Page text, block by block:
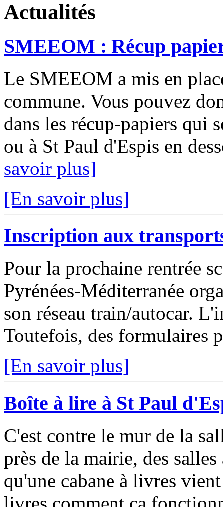
Actualités
SMEEOM : Récup
Le SMEEOM a mis en
commune. Vous pouvez
dans les récup-papiers qui
ou à St Paul d'Espis en
savoir plus]
[En savoir plus]
Inscription aux
Pour la prochaine rentrée
Pyrénées-Méditerranée
son réseau train/autocar.
Toutefois, des formulaires
[En savoir plus]
Boîte à lire à St Paul
C'est contre le mur de la
près de la mairie, des
qu'une cabane à livres
livres comment ça